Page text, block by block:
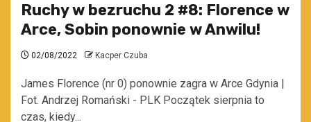
Ruchy w bezruchu 2 #8: Florence w
Arce, Sobin ponownie w Anwilu!
02/08/2022 Kacper Czuba
James Florence (nr 0) ponownie zagra w Arce Gdynia |
Fot. Andrzej Romański - PLK Początek sierpnia to
czas, kiedy...